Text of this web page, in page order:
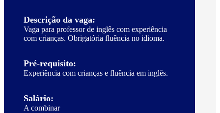
Descrição da vaga:
Vaga para professor de inglês com experiência
com crianças. Obrigatória fluência no idioma.
Pré-requisito:
Experiência com crianças e fluência em inglês.
Salário:
A combinar